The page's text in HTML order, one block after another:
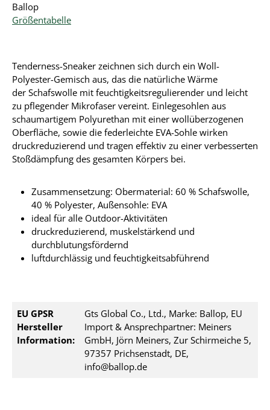
Ballop
Größentabelle
Tenderness-Sneaker zeichnen sich durch ein Woll-
Polyester-Gemisch aus, das die natürliche Wärme
der Schafswolle mit feuchtigkeitsregulierender und leicht
zu pflegender Mikrofaser vereint. Einlegesohlen aus
schaumartigem Polyurethan mit einer wollüberzogenen
Oberfläche, sowie die federleichte EVA-Sohle wirken
druckreduzierend und tragen effektiv zu einer verbesserten
Stoßdämpfung des gesamten Körpers bei.
Zusammensetzung: Obermaterial: 60 % Schafswolle,
40 % Polyester, Außensohle: EVA
ideal für alle Outdoor-Aktivitäten
druckreduzierend, muskelstärkend und
durchblutungsfördernd
luftdurchlässig und feuchtigkeitsabführend
EU GPSR
Hersteller
Information:
Gts Global Co., Ltd., Marke: Ballop, EU
Import & Ansprechpartner: Meiners
GmbH, Jörn Meiners, Zur Schirmeiche 5,
97357 Prichsenstadt, DE,
info@ballop.de